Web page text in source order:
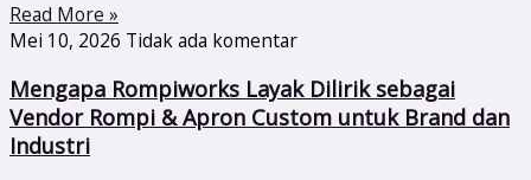
Read More »
Mei 10, 2026 Tidak ada komentar
Mengapa Rompiworks Layak Dilirik sebagai
Vendor Rompi & Apron Custom untuk Brand dan
Industri